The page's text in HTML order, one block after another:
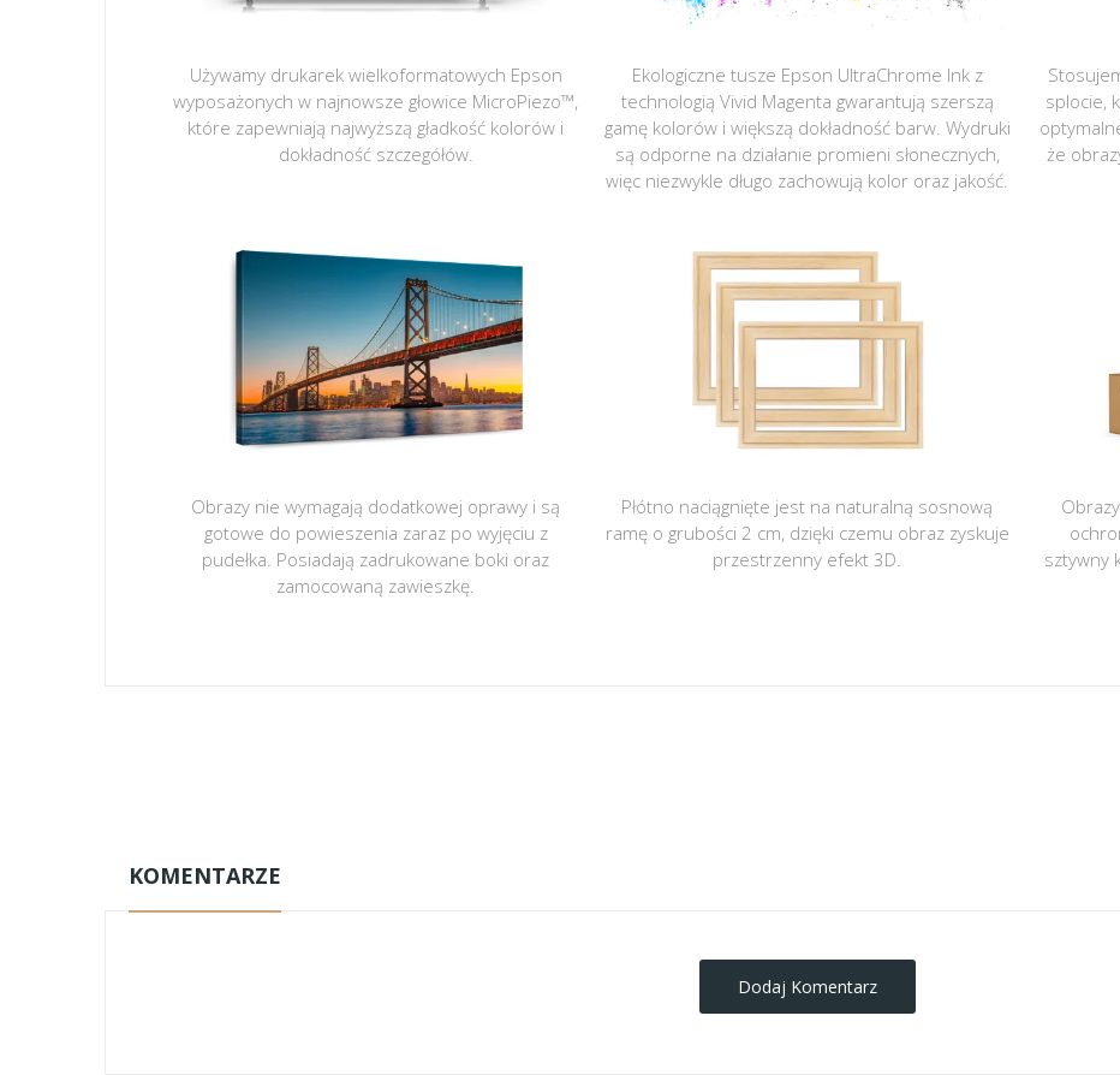
Używamy drukarek wielkoformatowych Epson
wyposażonych w najnowsze głowice MicroPiezo™,
które zapewniają najwyższą gładkość kolorów i
dokładność szczegółów.
Ekologiczne tusze Epson UltraChrome Ink z
technologią Vivid Magenta gwarantują szerszą
gamę kolorów i większą dokładność barw. Wydruki
są odporne na działanie promieni słonecznych,
więc niezwykle długo zachowują kolor oraz jakość.
splocie,
że
Obrazy nie wymagają dodatkowej oprawy i są
gotowe do powieszenia zaraz po wyjęciu z
pudełka. Posiadają zadrukowane boki oraz
zamocowaną zawieszkę.
Płótno naciągnięte jest na naturalną sosnową
ramę o grubości 2 cm, dzięki czemu obraz zyskuje
przestrzenny efekt 3D.
sztywny
KOMENTARZE
Dodaj Komentarz